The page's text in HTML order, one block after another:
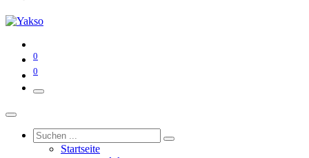
0
0
Startseite